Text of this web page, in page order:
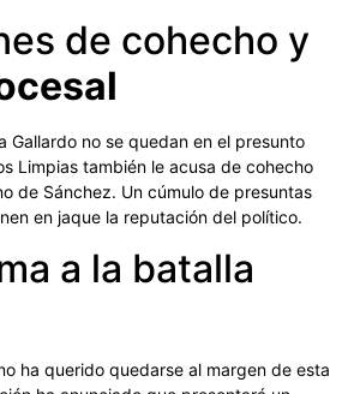
de cohecho y
Gallardo no se quedan en el presunto
Limpias también le acusa de cohecho
de Sánchez. Un cúmulo de presuntas
en jaque la reputación del político.
a la batalla
ha querido quedarse al margen de esta